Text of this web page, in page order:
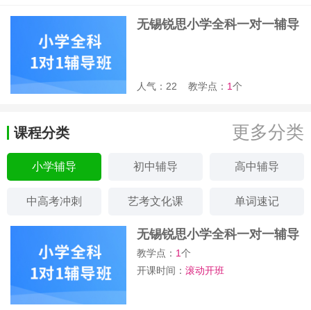
无锡锐思小学全科一对一辅导
人气：22 教学点： 1个
课程分类 更多分类
小学辅导 初中辅导 高中辅导
中高考冲刺 艺考文化课 单词速记
无锡锐思小学全科一对一辅导
班
教学点： 1个
开课时间：滚动开班